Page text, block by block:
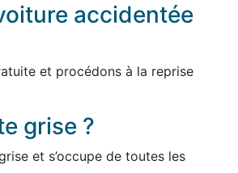
accidentée
et procédons à la reprise
grise ?
et s’occupe de toutes les